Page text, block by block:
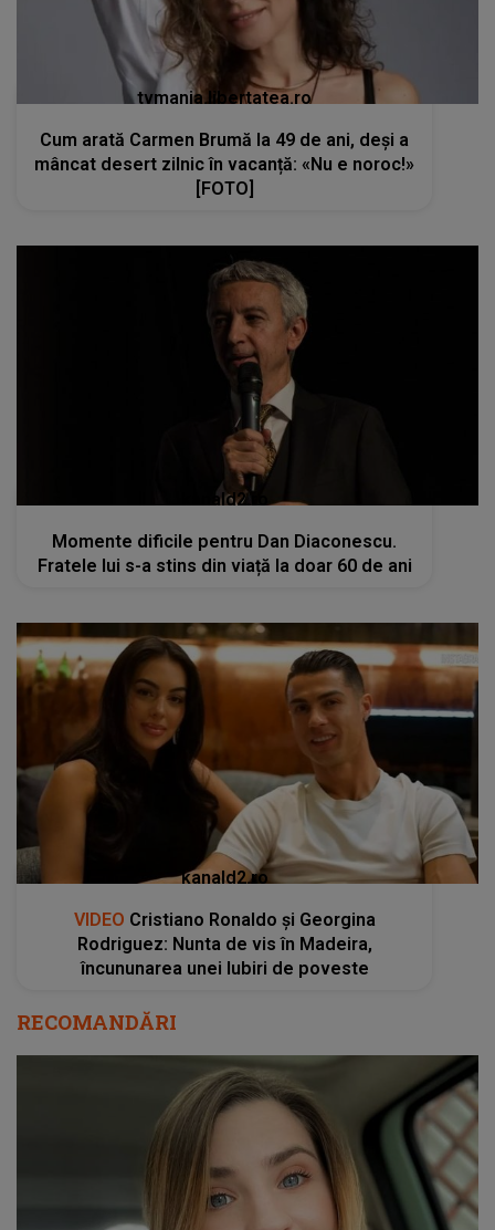
tvmania.libertatea.ro
Cum arată Carmen Brumă la 49 de ani, deși a
mâncat desert zilnic în vacanță: «Nu e noroc!»
[FOTO]
kanald2.ro
Momente dificile pentru Dan Diaconescu.
Fratele lui s-a stins din viață la doar 60 de ani
kanald2.ro
VIDEO Cristiano Ronaldo și Georgina
Rodriguez: Nunta de vis în Madeira,
încununarea unei Iubiri de poveste
RECOMANDĂRI